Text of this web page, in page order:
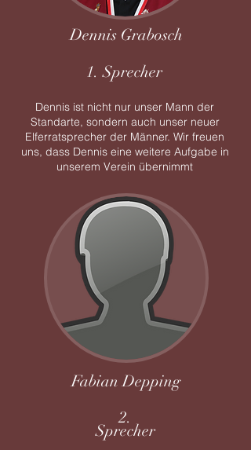
Dennis Grabosch
1. Sprecher
Dennis ist nicht nur unser Mann der
Standarte, sondern auch unser neuer
Elferratsprecher der Männer. Wir freuen
uns, dass Dennis eine weitere Aufgabe in
unserem Verein übernimmt
Fabian Depping
2.
Sprecher